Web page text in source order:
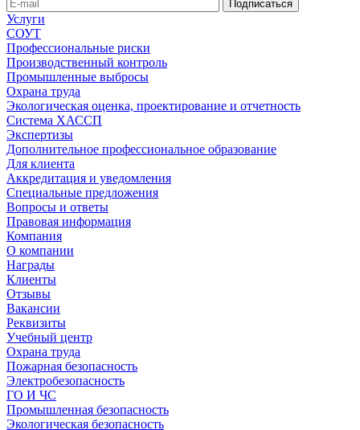
Услуги
СОУТ
Профессиональные риски
Производственный контроль
Промышленные выбросы
Охрана труда
Экологическая оценка, проектирование и отчетность
Система ХАССП
Экспертизы
Дополнительное профессиональное образование
Для клиента
Аккредитация и уведомления
Специальные предложения
Вопросы и ответы
Правовая информация
Компания
О компании
Награды
Клиенты
Отзывы
Вакансии
Реквизиты
Учебный центр
Охрана труда
Пожарная безопасность
Электробезопасность
ГО И ЧС
Промышленная безопасность
Экологическая безопасность